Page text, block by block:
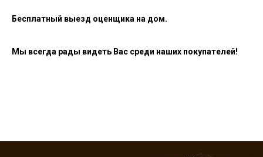
Бесплатный выезд оценщика на дом.
Мы всегда рады видеть Вас среди наших покупателей!